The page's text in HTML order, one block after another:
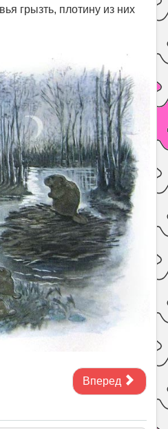
грызть, плотину из них
Вперед